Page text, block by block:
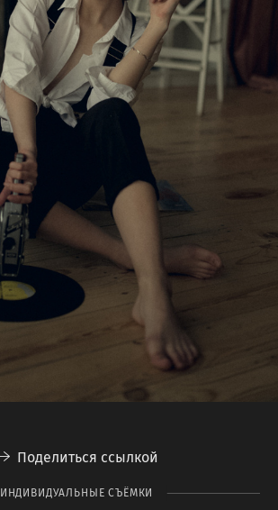
Поделиться ссылкой
ИНДИВИДУАЛЬНЫЕ СЪЁМКИ